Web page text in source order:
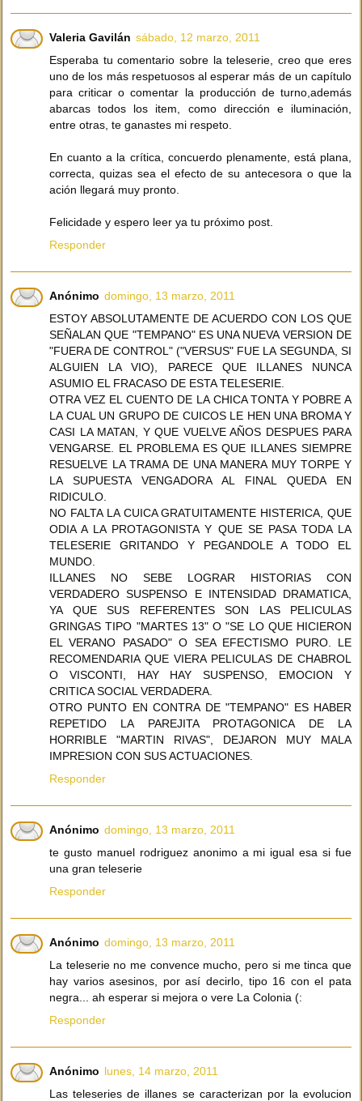
Valeria Gavilán sábado, 12 marzo, 2011
Esperaba tu comentario sobre la teleserie, creo que eres
uno de los más respetuosos al esperar más de un capítulo
para criticar o comentar la producción de turno,además
abarcas todos los item, como dirección e iluminación,
entre otras, te ganastes mi respeto.
En cuanto a la crítica, concuerdo plenamente, está plana,
correcta, quizas sea el efecto de su antecesora o que la
ación llegará muy pronto.
Felicidade y espero leer ya tu próximo post.
Responder
Anónimo domingo, 13 marzo, 2011
ESTOY ABSOLUTAMENTE DE ACUERDO CON LOS QUE
SEÑALAN QUE "TEMPANO" ES UNA NUEVA VERSION DE
"FUERA DE CONTROL" ("VERSUS" FUE LA SEGUNDA, SI
ALGUIEN LA VIO), PARECE QUE ILLANES NUNCA
ASUMIO EL FRACASO DE ESTA TELESERIE.
OTRA VEZ EL CUENTO DE LA CHICA TONTA Y POBRE A
LA CUAL UN GRUPO DE CUICOS LE HEN UNA BROMA Y
CASI LA MATAN, Y QUE VUELVE AÑOS DESPUES PARA
VENGARSE. EL PROBLEMA ES QUE ILLANES SIEMPRE
RESUELVE LA TRAMA DE UNA MANERA MUY TORPE Y
LA SUPUESTA VENGADORA AL FINAL QUEDA EN
RIDICULO.
NO FALTA LA CUICA GRATUITAMENTE HISTERICA, QUE
ODIA A LA PROTAGONISTA Y QUE SE PASA TODA LA
TELESERIE GRITANDO Y PEGANDOLE A TODO EL
MUNDO.
ILLANES NO SEBE LOGRAR HISTORIAS CON
VERDADERO SUSPENSO E INTENSIDAD DRAMATICA,
YA QUE SUS REFERENTES SON LAS PELICULAS
GRINGAS TIPO "MARTES 13" O "SE LO QUE HICIERON
EL VERANO PASADO" O SEA EFECTISMO PURO. LE
RECOMENDARIA QUE VIERA PELICULAS DE CHABROL
O VISCONTI, HAY HAY SUSPENSO, EMOCION Y
CRITICA SOCIAL VERDADERA.
OTRO PUNTO EN CONTRA DE "TEMPANO" ES HABER
REPETIDO LA PAREJITA PROTAGONICA DE LA
HORRIBLE "MARTIN RIVAS", DEJARON MUY MALA
IMPRESION CON SUS ACTUACIONES.
Responder
Anónimo domingo, 13 marzo, 2011
te gusto manuel rodriguez anonimo a mi igual esa si fue
una gran teleserie
Responder
Anónimo domingo, 13 marzo, 2011
La teleserie no me convence mucho, pero si me tinca que
hay varios asesinos, por así decirlo, tipo 16 con el pata
negra... ah esperar si mejora o vere La Colonia (:
Responder
Anónimo lunes, 14 marzo, 2011
Las teleseries de illanes se caracterizan por la evolucion